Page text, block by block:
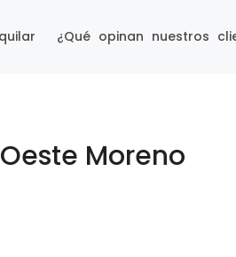
¿Qué opinan nuestros
Moreno